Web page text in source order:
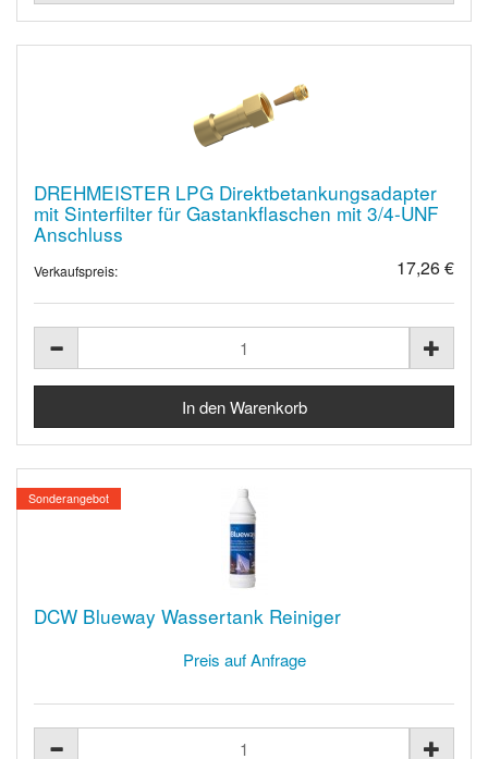
DREHMEISTER LPG Direktbetankungsadapter
mit Sinterfilter für Gastankflaschen mit 3/4-UNF
Anschluss
Verkaufspreis: 17,26 €
Sonderangebot
DCW Blueway Wassertank Reiniger
Preis auf Anfrage